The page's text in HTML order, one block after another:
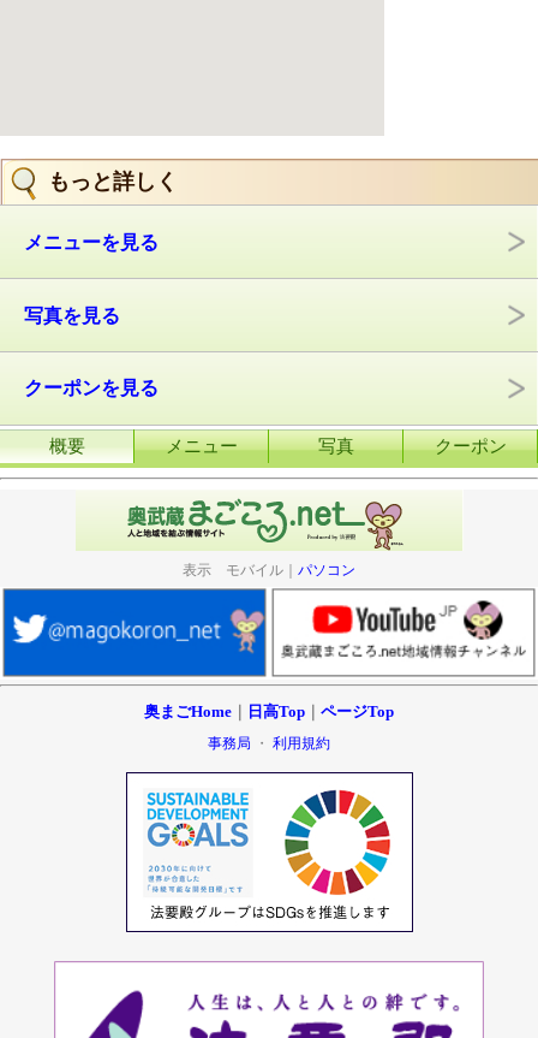
もっと詳しく
メニューを見る
写真を見る
クーポンを見る
概要 メニュー 写真 クーポン
表示 モバイル｜ パソコン
奥まごHome 日高Top ページTop
事務局 ・ 利用規約